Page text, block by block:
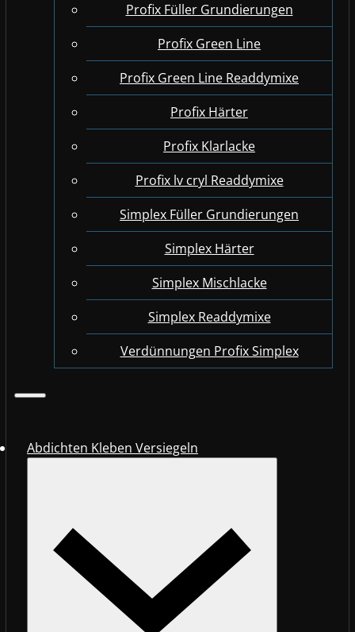
Profix Füller Grundierungen
Profix Green Line
Profix Green Line Readdymixe
Profix Härter
Profix Klarlacke
Profix lv cryl Readdymixe
Simplex Füller Grundierungen
Simplex Härter
Simplex Mischlacke
Simplex Readdymixe
Verdünnungen Profix Simplex
Abdichten Kleben Versiegeln